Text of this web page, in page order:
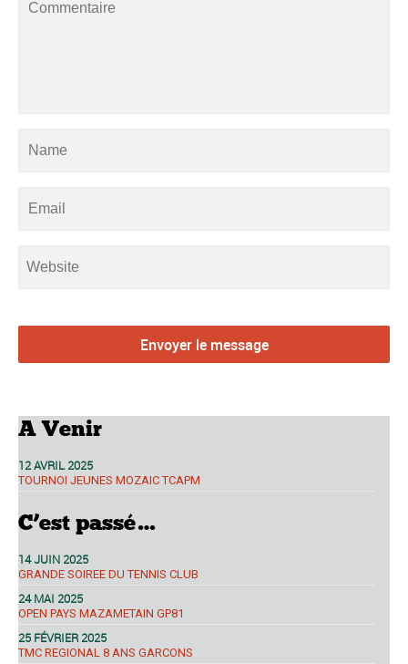
A Venir
12 AVRIL 2025
TOURNOI JEUNES MOZAIC TCAPM
C’est passé…
14 JUIN 2025
GRANDE SOIREE DU TENNIS CLUB
24 MAI 2025
OPEN PAYS MAZAMETAIN GP81
25 FÉVRIER 2025
TMC REGIONAL 8 ANS GARCONS